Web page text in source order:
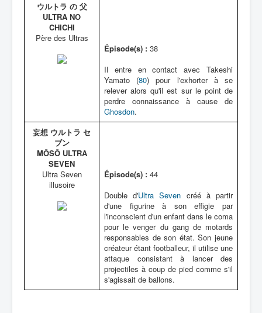
ウルトラ の 父
ULTRA NO
CHICHI
Père des Ultras
Épisode(s) : 38
Il entre en contact avec Takeshi
Yamato (80) pour l'exhorter à se
relever alors qu'il est sur le point de
perdre connaissance à cause de
Ghosdon.
妄想 ウルトラ セ
ブン
MÔSÔ ULTRA
SEVEN
Ultra Seven
illusoire
Épisode(s) : 44
Double d'Ultra Seven créé à partir
d'une figurine à son effigie par
l'inconscient d'un enfant dans le coma
pour le venger du gang de motards
responsables de son état. Son jeune
créateur étant footballeur, il utilise une
attaque consistant à lancer des
projectiles à coup de pied comme s'il
s'agissait de ballons.